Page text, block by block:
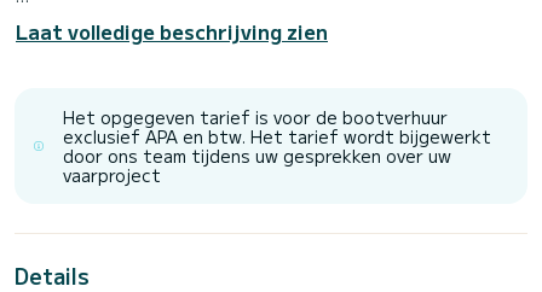
people. With an overall length of 29 meters, it will be your
best ally to spend an exceptional vacation on the water in
Dit Saint Luca is uitgerust met5 toilets met douche.
Het heeft de volgende uitrusting: TV, Buitenluidsprekers,
Wifi en internet, Buitendouche, Watermaker, Barbecue, A/C.
Laat volledige beschrijving zien
Het opgegeven tarief is voor de bootverhuur
exclusief APA en btw. Het tarief wordt bijgewerkt
door ons team tijdens uw gesprekken over uw
vaarproject
Details